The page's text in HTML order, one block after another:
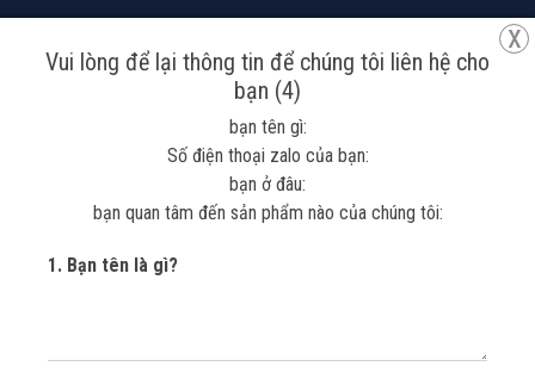
Tìm kiếm
Giỏ hàng
Tài khoản
x
Vui lòng để lại thông tin để chúng tôi liên hệ cho
bạn (4)
bạn tên gì:
Số điện thoại zalo của bạn:
bạn ở đâu:
bạn quan tâm đến sản phẩm nào của chúng tôi:
1. Bạn tên là gì?